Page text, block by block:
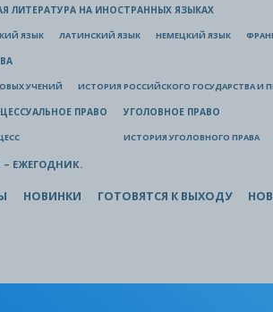
ЛИТЕРАТУРА НА ИНОСТРАННЫХ ЯЗЫКАХ
ЯЗЫК ЛАТИНСКИЙ ЯЗЫК НЕМЕЦКИЙ ЯЗЫК
УЧЕНИЙ ИСТОРИЯ РОССИЙСКОГО ГОСУДАРСТВА И
ПРАВО УГОЛОВНОЕ ПРАВО
ИСТОРИЯ УГОЛОВНОГО ПРАВА
ЕЖЕГОДНИК.
НОВИНКИ ГОТОВЯТСЯ К ВЫХОДУ